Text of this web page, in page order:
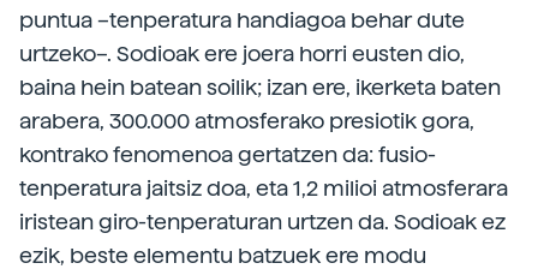
puntua –tenperatura handiagoa behar dute
urtzeko–. Sodioak ere joera horri eusten dio,
baina hein batean soilik; izan ere, ikerketa baten
arabera, 300.000 atmosferako presiotik gora,
kontrako fenomenoa gertatzen da: fusio-
tenperatura jaitsiz doa, eta 1,2 milioi atmosferara
iristean giro-tenperaturan urtzen da. Sodioak ez
ezik, beste elementu batzuek ere modu